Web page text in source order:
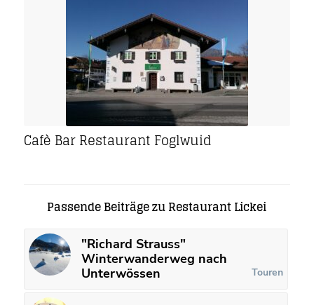
Cafè Bar Restaurant Foglwuid
Passende Beiträge zu Restaurant Lickei
"Richard Strauss"
Winterwanderweg nach
Unterwössen
Touren